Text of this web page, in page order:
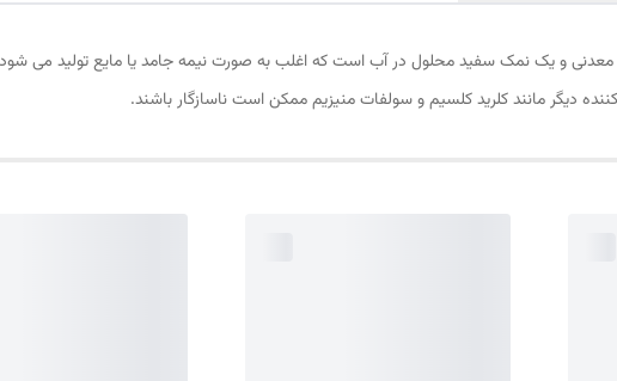
و یک نمک سفید محلول در آب است که اغلب به صورت نیمه جامد یا مایع تولید می
دیگر مانند کلرید کلسیم و سولفات منیزیم ممکن است ناسازگار باشند.